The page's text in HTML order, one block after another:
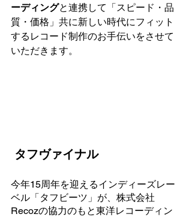
ーディングと連携して「スピード・品
質・価格」共に新しい時代にフィット
するレコード制作のお手伝いをさせて
いただきます。
タフヴァイナル
今年15周年を迎えるインディーズレー
ベル「タフビーツ」が、株式会社
Recozの協力のもと東洋レコーディン